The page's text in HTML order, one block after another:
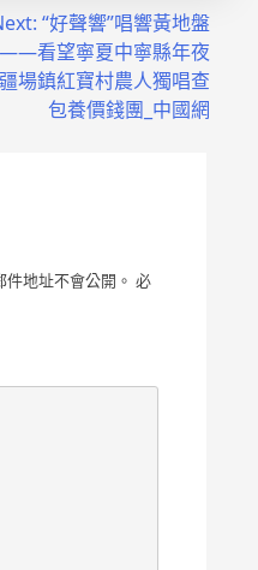
“好聲響”唱響黃地盤
——看望寧夏中寧縣年夜
疆場鎮紅寶村農人獨唱查
包養價錢團_中國網
地址不會公開。 必